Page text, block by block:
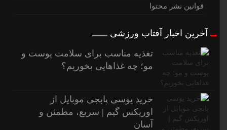
قوانین نشر محتوا
آخرین اخبار آفتاب ورزشی
تغذیه مناسب برای سلامت پوست و
مو؛ چه غذاهایی بخوریم؟
خرید یوسی پابجی موبایل از
اوریکس گیم | سریع، مطمئن و
آسان